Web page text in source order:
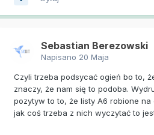
Sebastian Berezowski
Napisano 20 Maja
Czyli trzeba podsycać ogień bo to,
znaczy, że nam się to podoba.
pozytyw to to, że listy A6 robione
jak coś trzeba z nich wyczytać to